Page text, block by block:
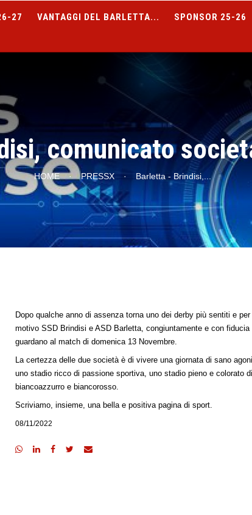
27 VANTAGGI DEL BARLETTA... SPONSOR 25-26
comunicato
HOME · PRESSX · Barletta - Brindisi,...
Dopo qualche anno di assenza torna uno dei derby più sentiti e
motivo SSD Brindisi e ASD Barletta, congiuntamente e con fiducia
guardano al match di domenica 13 Novembre.
La certezza delle due società è di vivere una giornata di sano
uno stadio ricco di passione sportiva, uno stadio pieno e colorato di
biancoazzurro e biancorosso.
Scriviamo, insieme, una bella e positiva pagina di sport.
08/11/2022